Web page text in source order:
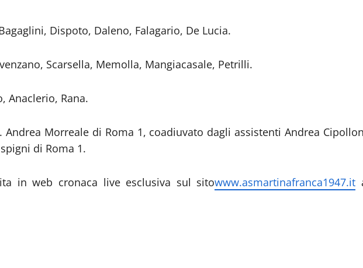
Dispoto, Daleno, Falagario, De Lucia.
Scarsella, Memolla, Mangiacasale, Petrilli.
Anaclerio, Rana.
Andrea Morreale di Roma 1, coadiuvato dagli assistenti Andrea
di Roma 1.
in web cronaca live esclusiva sul sitowww.asmartinafranca1947.it